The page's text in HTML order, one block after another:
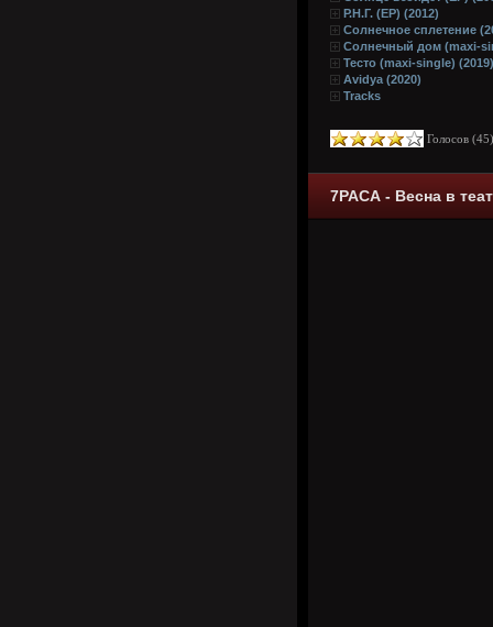
Р.Н.Г. (EP) (2012)
Солнечное сплетение
Солнечный дом (maxi-
Тесто (maxi-single) (2019)
Avidya (2020)
Tracks
Голосов (45
7РАСА - Весна в